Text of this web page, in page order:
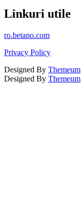
Linkuri utile
ro.betano.com
Privacy Policy
Designed By Themeum
Designed By Themeum